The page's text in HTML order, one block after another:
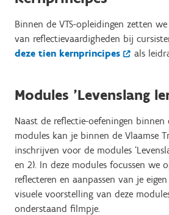
Binnen de VTS-opleidingen zetten
van reflectievaardigheden bij
deze tien kernprincipes
als
Modules 'Levenslang
Naast de reflectie-oefeningen binnen
modules kan je binnen de Vlaamse
inschrijven voor de modules
en 2). In deze modules focussen we
reflecteren en aanpassen van je
visuele voorstelling van deze
onderstaand filmpje.